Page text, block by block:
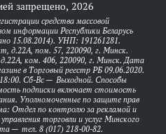
запрещено, 2026
средства массовой
информации Республики Беларусь
15.08.2014). УНП: 191261281.
д.22А, пом. 57, 220090, г. Минск.
ком. 406, 220090, г. Минск. Дата
в Торговый реестр РБ 09.06.2020.
Сб-Вс — Выходной. Способы
подписки включает стоимость
Уполномоченные по защите прав
Отдел по контролю за рекламой и
торговли и услуг Минского
— тел. 8 (017) 218-00-82.